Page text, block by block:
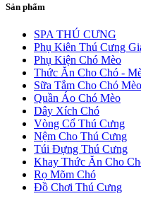
Sản phẩm
SPA THÚ CƯNG
Phụ Kiên Thú Cưng
Phụ Kiện Chó Mèo
Thức Ăn Cho Chó -
Sữa Tắm Cho Chó Mèo
Quần Áo Chó Mèo
Dây Xích Chó
Vòng Cổ Thú Cưng
Nệm Cho Thú Cưng
Túi Đựng Thú Cưng
Khay Thức Ăn Cho
Rọ Mõm Chó
Đồ Chơi Thú Cưng